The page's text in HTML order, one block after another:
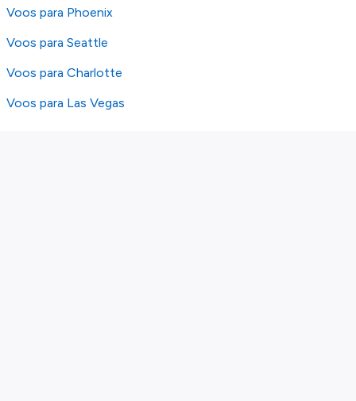
Voos para Phoenix
Voos para Seattle
Voos para Charlotte
Voos para Las Vegas